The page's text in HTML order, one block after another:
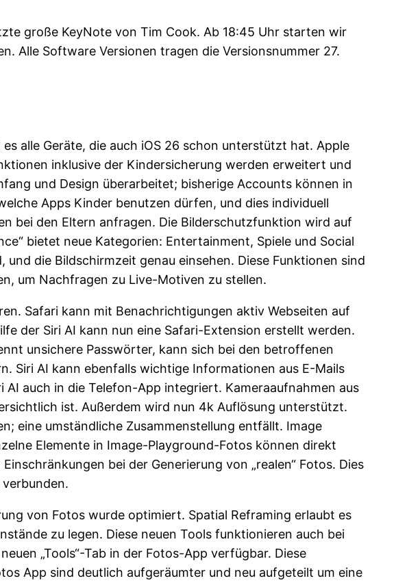
große KeyNote von Tim Cook. Ab 18:45 Uhr starten wir
Alle Software Versionen tragen die Versionsnummer 27.
alle Geräte, die auch iOS 26 schon unterstützt hat. Apple
inklusive der Kindersicherung werden erweitert und
und Design überarbeitet; bisherige Accounts können in
Apps Kinder benutzen dürfen, und dies individuell
bei den Eltern anfragen. Die Bilderschutzfunktion wird auf
bietet neue Kategorien: Entertainment, Spiele und Social
die Bildschirmzeit genau einsehen. Diese Funktionen sind
um Nachfragen zu Live-Motiven zu stellen.
Safari kann mit Benachrichtigungen aktiv Webseiten auf
der Siri AI kann nun eine Safari-Extension erstellt werden.
unsichere Passwörter, kann sich bei den betroffenen
Siri AI kann ebenfalls wichtige Informationen aus E-Mails
auch in die Telefon-App integriert. Kameraaufnahmen aus
ist. Außerdem wird nun 4k Auflösung unterstützt.
eine umständliche Zusammenstellung entfällt. Image
Elemente in Image-Playground-Fotos können direkt
bei der Generierung von „realen“ Fotos. Dies
von Fotos wurde optimiert. Spatial Reframing erlaubt es
zu legen. Diese neuen Tools funktionieren auch bei
„Tools“-Tab in der Fotos-App verfügbar. Diese
App sind deutlich aufgeräumter und neu aufgeteilt um eine